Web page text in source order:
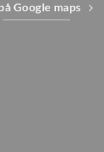
Google maps